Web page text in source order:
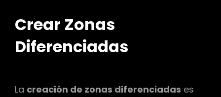
Crear Zonas
Diferenciadas
La creación de zonas diferenciadas es